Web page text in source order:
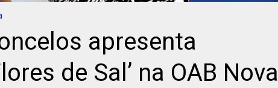
apresenta
de Sal’ na OAB Nova